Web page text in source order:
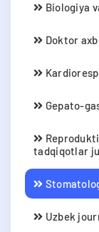
Biologiya
Doktor
Gepato-
tadqiqotlar
Uzbek